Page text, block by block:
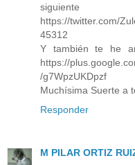
https://twitter.com/
45312
Y también te he
https://
/g7WpzUKDpzf
Muchísima Suerte a
Responder
M PILAR ORTIZ